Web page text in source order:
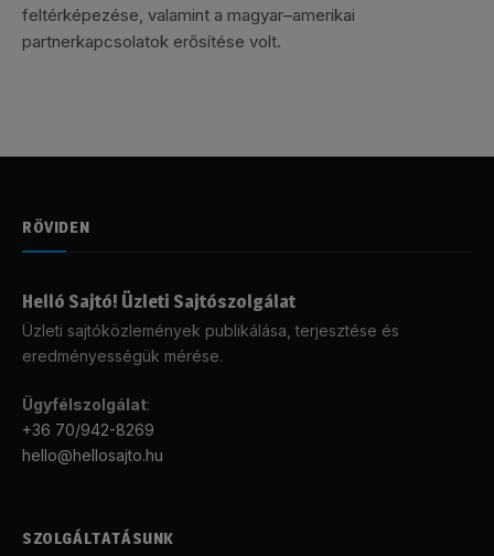
feltérképezése, valamint a magyar–amerikai
partnerkapcsolatok erősítése volt.
RÖVIDEN
Helló Sajtó! Üzleti Sajtószolgálat
Üzleti sajtóközlemények publikálása, terjesztése és
eredményességük mérése.
Ügyfélszolgálat:
+36 70/942-8269
hello@hellosajto.hu
SZOLGÁLTATÁSUNK